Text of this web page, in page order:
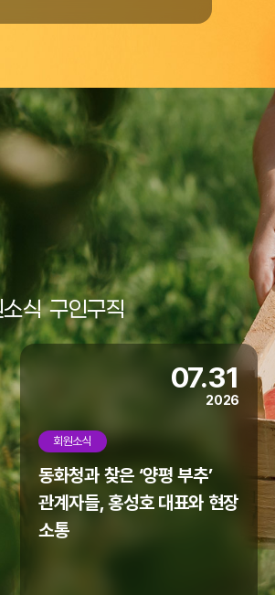
청년의
모집 공고합니다.
식 구인구직
07.31
2026
회원소식
동화청과 찾은 ‘양평 부추’
관계자들, 홍성호 대표와 현장
소통